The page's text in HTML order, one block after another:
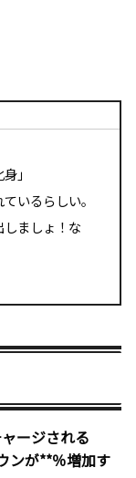
」
いるらしい。
ましょ！な
ージされる
ンが**％増加す